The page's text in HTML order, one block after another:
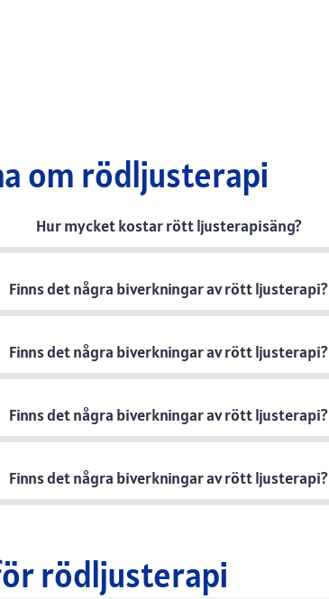
om rödljusterapi
Hur mycket kostar rött ljusterapisäng?
Finns det några biverkningar av rött ljusterapi?
Finns det några biverkningar av rött ljusterapi?
Finns det några biverkningar av rött ljusterapi?
Finns det några biverkningar av rött ljusterapi?
rödljusterapi